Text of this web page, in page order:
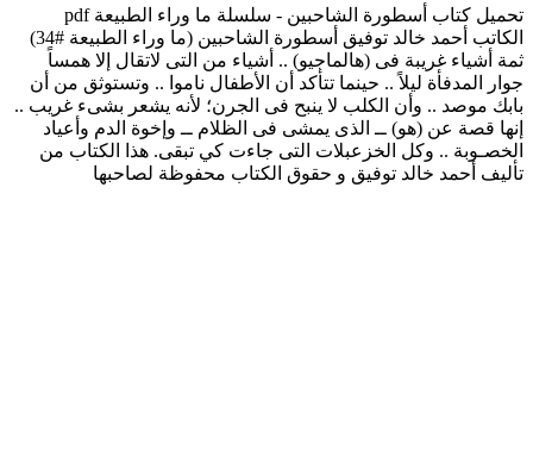
تحميل كتاب أسطورة الشاحبين - سلسلة ما وراء الطبيعة pdf
الكاتب أحمد خالد توفيق أسطورة الشاحبين (ما وراء الطبيعة #34)
ثمة أشياء غريبة فى (هالماجيو) .. أشياء من التى لاتقال إلا همساً
جوار المدفأة ليلاً .. حينما تتأكد أن الأطفال ناموا .. وتستوثق من أن
بابك موصد .. وأن الكلب لا ينبح فى الجرن؛ لأنه يشعر بشىء غريب ..
إنها قصة عن (هو) ــ الذى يمشى فى الظلام ــ وإخوة الدم وأعياد
الخصـوبة .. وكل الخزعبلات التى جاءت كي تبقى. هذا الكتاب من
تأليف أحمد خالد توفيق و حقوق الكتاب محفوظة لصاحبها